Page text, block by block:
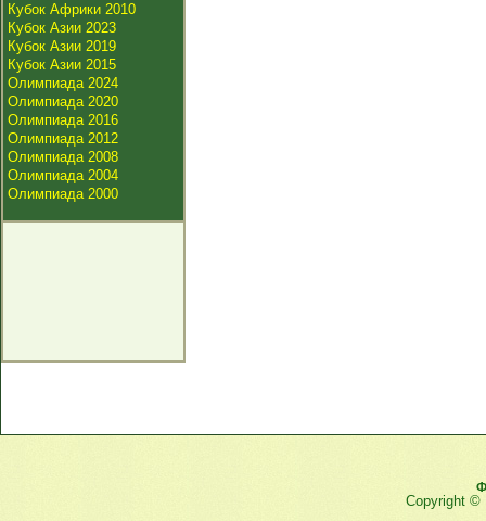
Кубок Африки 2010
Кубок Азии 2023
Кубок Азии 2019
Кубок Азии 2015
Олимпиада 2024
Олимпиада 2020
Олимпиада 2016
Олимпиада 2012
Олимпиада 2008
Олимпиада 2004
Олимпиада 2000
Copyright ©